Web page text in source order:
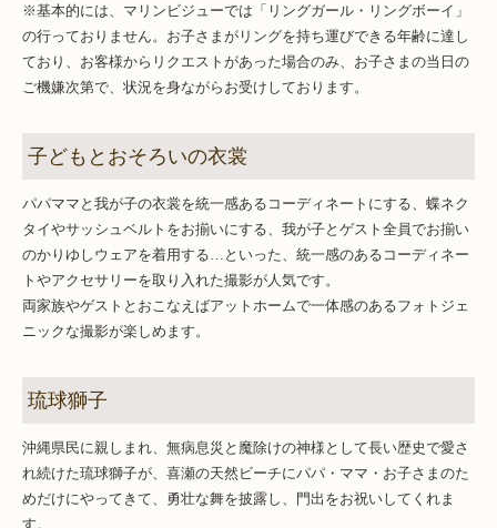
※基本的には、マリンビジューでは「リングガール・リングボーイ」
の行っておりません。お子さまがリングを持ち運びできる年齢に達し
ており、お客様からリクエストがあった場合のみ、お子さまの当日の
ご機嫌次第で、状況を身ながらお受けしております。
子どもとおそろいの衣裳
パパママと我が子の衣裳を統一感あるコーディネートにする、蝶ネク
タイやサッシュベルトをお揃いにする、我が子とゲスト全員でお揃い
のかりゆしウェアを着用する…といった、統一感のあるコーディネー
トやアクセサリーを取り入れた撮影が人気です。
両家族やゲストとおこなえばアットホームで一体感のあるフォトジェ
ニックな撮影が楽しめます。
琉球獅子
沖縄県民に親しまれ、無病息災と魔除けの神様として長い歴史で愛さ
れ続けた琉球獅子が、喜瀬の天然ビーチにパパ・ママ・お子さまのた
めだけにやってきて、勇壮な舞を披露し、門出をお祝いしてくれま
す。